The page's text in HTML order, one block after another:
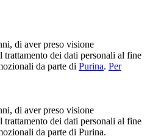
di aver preso visione
dei dati personali al fine
da parte di Purina. Per
di aver preso visione
dei dati personali al fine
da parte di Purina.